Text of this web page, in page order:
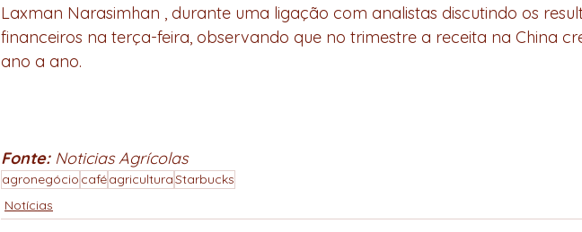
Laxman Narasimhan , durante uma ligação com analistas discutindo os
financeiros na terça-feira, observando que no trimestre a receita na China
ano a ano.
Fonte: Noticias Agrícolas
agronegócio caféagriculturaStarbucks
Notícias